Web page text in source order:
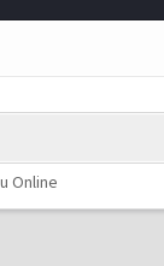
Online